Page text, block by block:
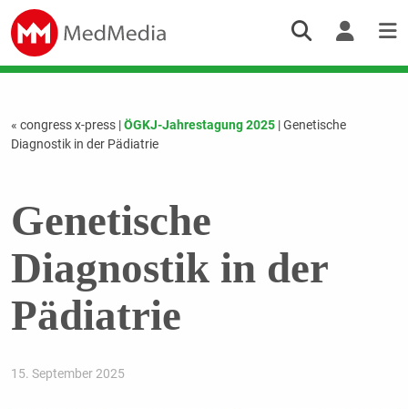
« congress x-press |ÖGKJ-Jahrestagung 2025| Genetische
Diagnostik in der Pädiatrie
Genetische
Diagnostik in der
Pädiatrie
15. September 2025